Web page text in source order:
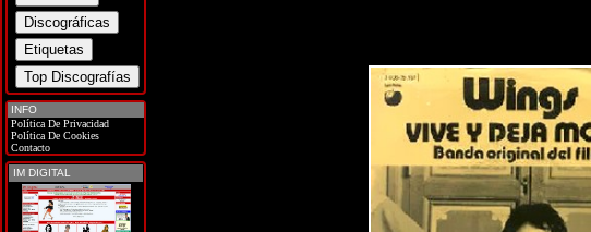
INFO
Política De Privacidad
Política De Cookies
Contacto
IM DIGITAL